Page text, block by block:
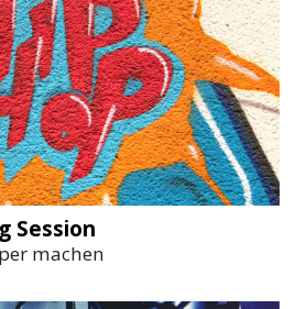
Session
machen